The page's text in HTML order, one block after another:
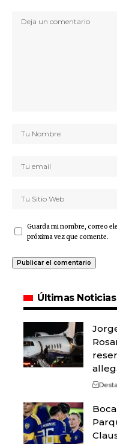
Guarda mi nombre, correo
próxima vez que comente.
Últimas Noticias